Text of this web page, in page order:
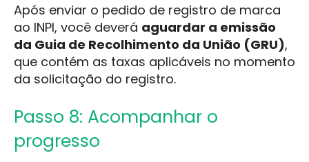
Após enviar o pedido de registro de marca
ao INPI, você deverá aguardar a emissão
da Guia de Recolhimento da União (GRU),
que contém as taxas aplicáveis no momento
da solicitação do registro.
Passo 8: Acompanhar o
progresso